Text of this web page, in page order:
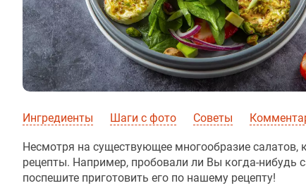
Ингредиенты Шаги с фото Советы
Несмотря на существующее многообразие
рецепты. Например, пробовали ли Вы когда-нибудь
поспешите приготовить его по нашему рецепту!